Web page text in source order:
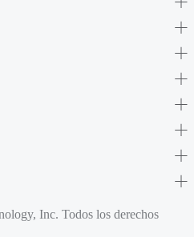
Inc. Todos los derechos